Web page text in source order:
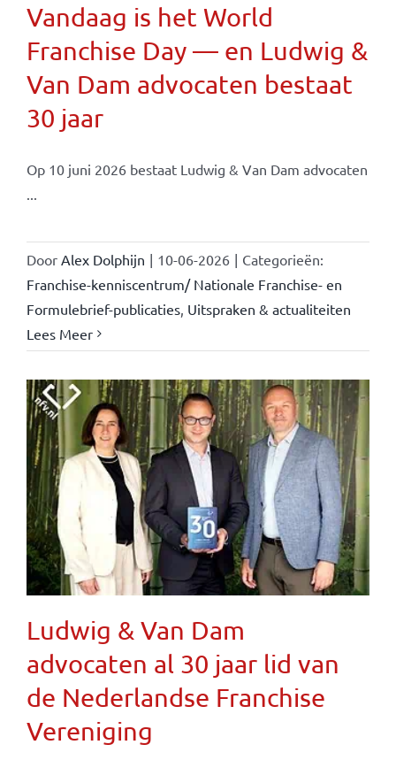
Vandaag is het World
Franchise Day — en Ludwig &
Van Dam advocaten bestaat
30 jaar
Op 10 juni 2026 bestaat Ludwig & Van Dam advocaten
Door Alex Dolphijn | 10-06-2026 | Categorieën:
Franchise-kenniscentrum/ Nationale Franchise- en
Formulebrief-publicaties, Uitspraken & actualiteiten
Lees Meer
Ludwig & Van Dam
advocaten al 30 jaar lid van
de Nederlandse Franchise
Vereniging